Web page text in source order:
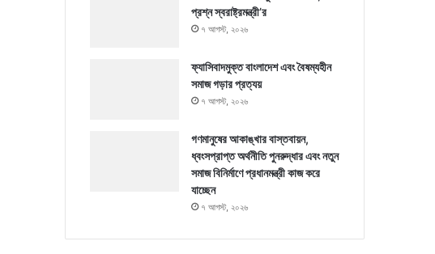
প্রশ্ন স্বরাষ্ট্রমন্ত্রী’র
৭ আগস্ট, ২০২৬
ফ্যাসিবাদমুক্ত বাংলাদেশ এবং বৈষম্যহীন
সমাজ গড়ার প্রত্যয়
৭ আগস্ট, ২০২৬
গণমানুষের আকাঙ্খার বাস্তবায়ন,
ধ্বংসপ্রাপ্ত অর্থনীতি পুনরুদ্ধার এবং নতুন
সমাজ বিনির্মাণে প্রধানমন্ত্রী কাজ করে
যাচ্ছেন
৭ আগস্ট, ২০২৬